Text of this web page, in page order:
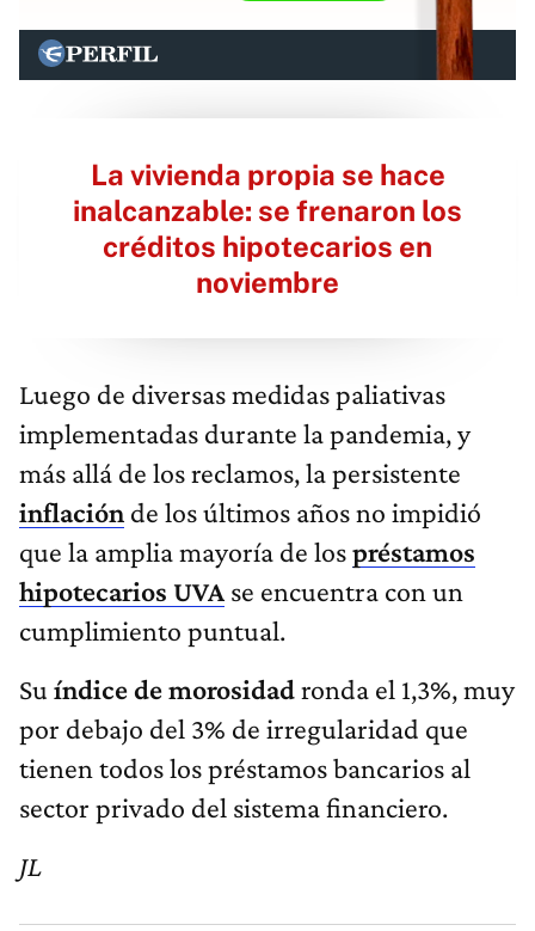
La vivienda propia se hace
inalcanzable: se frenaron los
créditos hipotecarios en
noviembre
Luego de diversas medidas paliativas
implementadas durante la pandemia, y
más allá de los reclamos, la persistente
inflación de los últimos años no impidió
que la amplia mayoría de lospréstamos
hipotecarios UVA se encuentra con un
cumplimiento puntual.
Su índice de morosidadronda el 1,3%, muy
por debajo del 3% de irregularidad que
tienen todos los préstamos bancarios al
sector privado del sistema financiero.
JL